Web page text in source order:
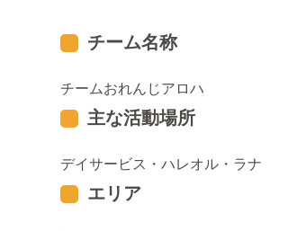
チーム名称
チームおれんじアロハ
主な活動場所
デイサービス・ハレオル・ラナ
エリア